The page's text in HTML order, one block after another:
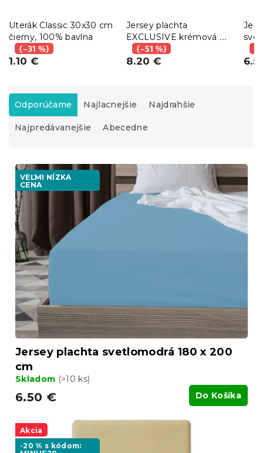
Uterák Classic 30x30 cm
čierny, 100% bavlna
(–31 %)
1.10 €
Jersey plachta
EXCLUSIVE krémová 90
x 200 cm
(–51 %)
8.20 €
R
a
d
e
e
o
d
u
k
o
Odporúčame Najlacnejšie Najdrahšie
Najpredávanejšie Abecedne
V
p
p
o
d
u
k
o
VEĽMI NÍZKA
CENA
Jersey plachta svetlomodrá 180 x 200
cm
Skladom (>10 ks)
6.50 € Do Košíka
Akcia
-20 % s kódom: